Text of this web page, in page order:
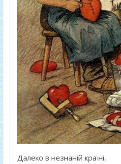
Далеко в незнаній країні,